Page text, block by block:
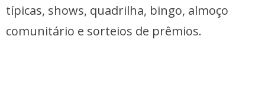
típicas, shows, quadrilha, bingo, almoço
comunitário e sorteios de prêmios.